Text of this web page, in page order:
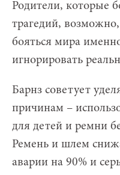
Родители, которые
трагедий,
бояться мира
игнорировать
Барнз советует
причинам –
для детей и ремни
Ремень и шлем
аварии на 90% и